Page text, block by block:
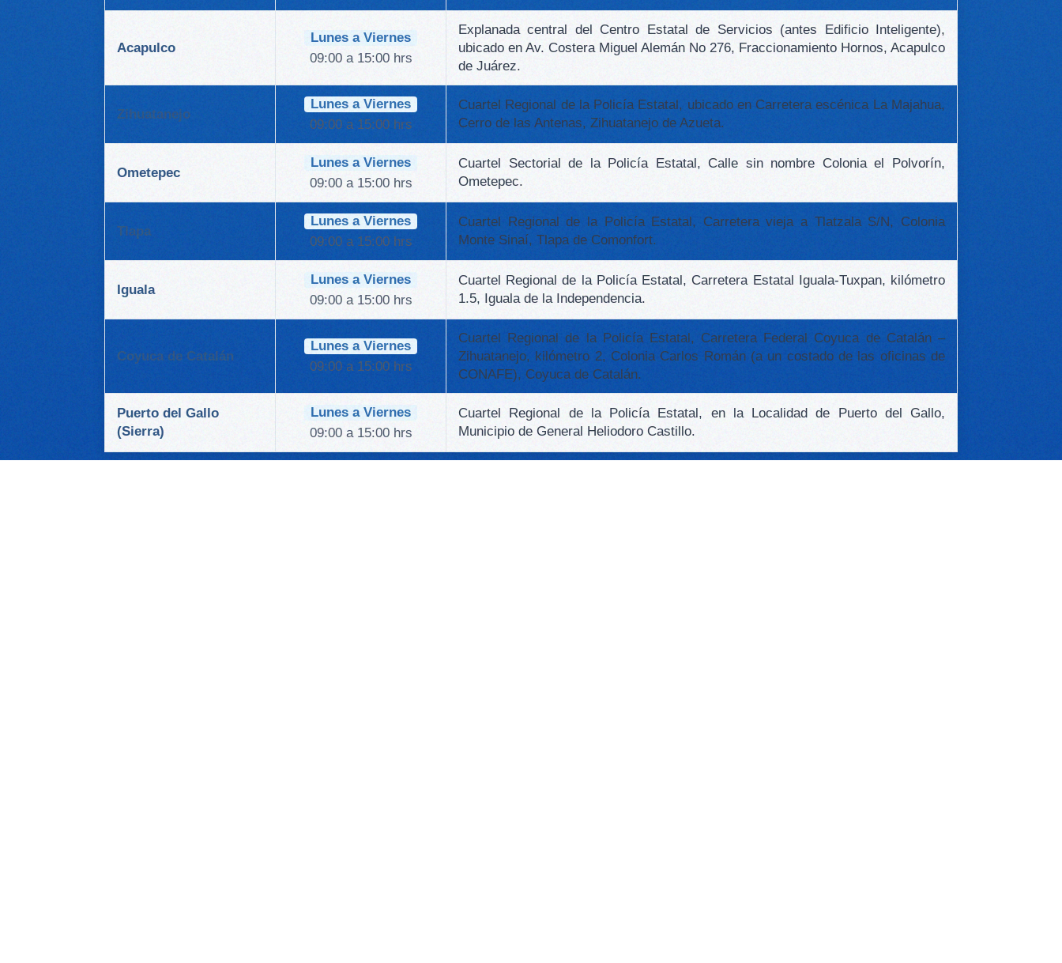
Acapulco
Lunes a Viernes
09:00 a 15:00 hrs
Explanada central del Centro Estatal de Servicios (antes Edificio Inteligente),
ubicado en Av. Costera Miguel Alemán No 276, Fraccionamiento Hornos, Acapulco
de Juárez.
Zihuatanejo
Lunes a Viernes
09:00 a 15:00 hrs
Cuartel Regional de la Policía Estatal, ubicado en Carretera escénica La Majahua,
Cerro de las Antenas, Zihuatanejo de Azueta.
Ometepec
Lunes a Viernes
09:00 a 15:00 hrs
Cuartel Sectorial de la Policía Estatal, Calle sin nombre Colonia el Polvorín,
Ometepec.
Tlapa
Lunes a Viernes
09:00 a 15:00 hrs
Cuartel Regional de la Policía Estatal, Carretera vieja a Tlatzala S/N, Colonia
Monte Sinaí, Tlapa de Comonfort.
Iguala
Lunes a Viernes
09:00 a 15:00 hrs
Cuartel Regional de la Policía Estatal, Carretera Estatal Iguala-Tuxpan, kilómetro
1.5, Iguala de la Independencia.
Coyuca de Catalán
Lunes a Viernes
09:00 a 15:00 hrs
Cuartel Regional de la Policía Estatal, Carretera Federal Coyuca de Catalán –
Zihuatanejo, kilómetro 2, Colonia Carlos Román (a un costado de las oficinas de
CONAFE), Coyuca de Catalán.
Puerto del Gallo
(Sierra)
Lunes a Viernes
09:00 a 15:00 hrs
Cuartel Regional de la Policía Estatal, en la Localidad de Puerto del Gallo,
Municipio de General Heliodoro Castillo.